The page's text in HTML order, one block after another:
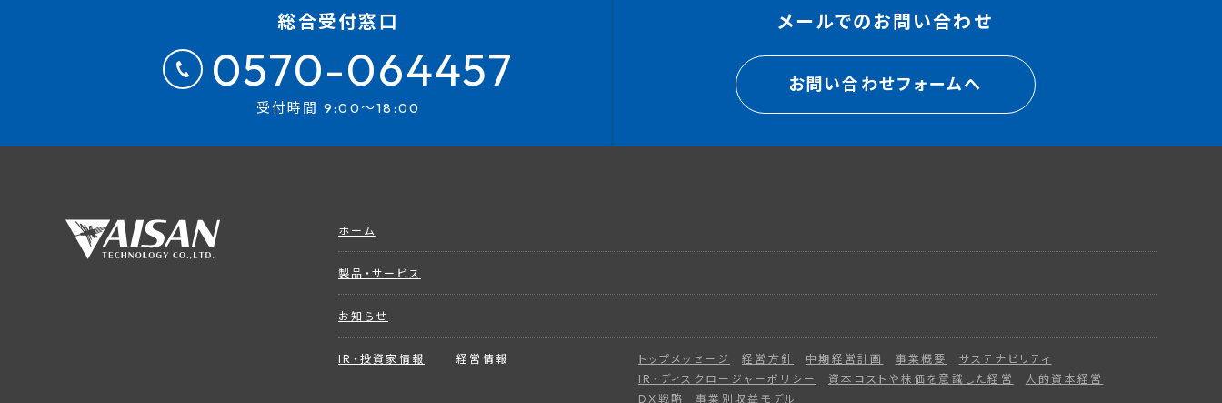
総合受付窓口
0570-064457
受付時間 9:00～18:00
メールでのお問い合わせ
お問い合わせフォームへ
ホーム
製品・サービス
お知らせ
IR・投資家情報 経営情報 トップメッセージ 経営方針 中期経営計画 事業概要
サステナビリティ
IR・ディスクロージャーポリシー
資本コストや株価を意識した経営
人的資本経営
DX戦略
事業別収益モデル